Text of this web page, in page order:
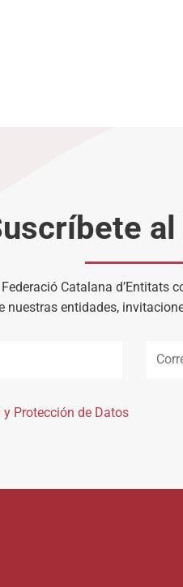
Catalana d’Entitats
nuestras entidades,
Protección de Datos